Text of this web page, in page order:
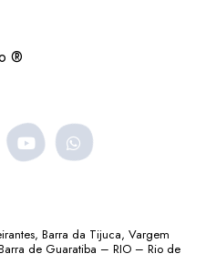
®
Barra da Tijuca, Vargem
de Guaratiba – RIO – Rio de